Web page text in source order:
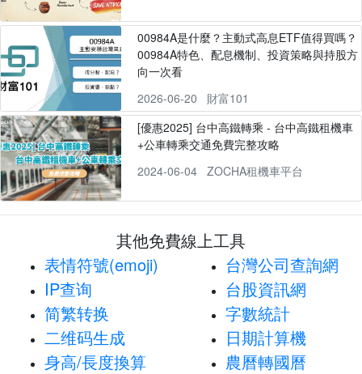
00984A是什麼？主動式高息ETF值得買嗎？
00984A特色、配息機制、投資策略與持股方
向一次看
2026-06-20
財富101
[優惠2025] 台中高鐵轉乘 - 台中高鐵租機車
+公車轉乘交通免費完整攻略
2024-06-04
ZOCHA租機車平台
其他免費線上工具
表情符號(emoji)
IP查询
简繁转换
二维码生成
身高/長度換算
台灣公司查詢網
台股資訊網
字數統計
日期計算機
農曆轉國曆